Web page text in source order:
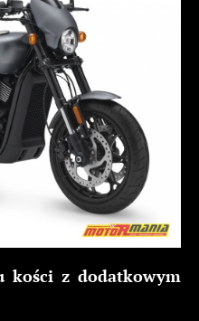
kości z dodatkowym